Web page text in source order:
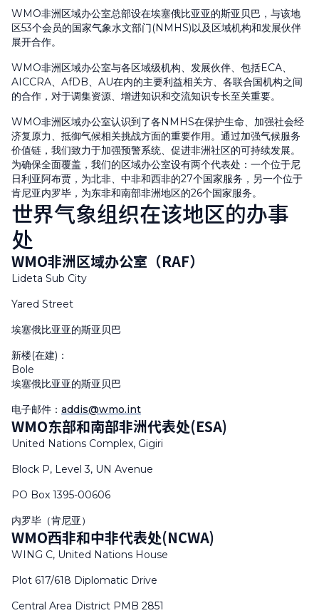
WMO非洲区域办公室总部设在埃塞俄比亚亚的斯亚贝巴，与该地
区53个会员的国家气象水文部门(NMHS)以及区域机构和发展伙伴
展开合作。
WMO非洲区域办公室与各区域级机构、发展伙伴、包括ECA、
AICCRA、AfDB、AU在内的主要利益相关方、各联合国机构之间
的合作，对于调集资源、增进知识和交流知识专长至关重要。
WMO非洲区域办公室认识到了各NMHS在保护生命、加强社会经
济复原力、抵御气候相关挑战方面的重要作用。通过加强气候服务
价值链，我们致力于加强预警系统、促进非洲社区的可持续发展。
为确保全面覆盖，我们的区域办公室设有两个代表处：一个位于尼
日利亚阿布贾，为北非、中非和西非的27个国家服务，另一个位于
肯尼亚内罗毕，为东非和南部非洲地区的26个国家服务。
世界气象组织在该地区的办事
处
WMO非洲区域办公室（RAF）
Lideta Sub City
Yared Street
埃塞俄比亚亚的斯亚贝巴
新楼(在建)：
Bole
埃塞俄比亚亚的斯亚贝巴
电子邮件： addis@wmo.int
WMO东部和南部非洲代表处(ESA)
United Nations Complex, Gigiri
Block P, Level 3, UN Avenue
PO Box 1395-00606
内罗毕（肯尼亚）
WMO西非和中非代表处(NCWA)
WING C, United Nations House
Plot 617/618 Diplomatic Drive
Central Area District PMB 2851